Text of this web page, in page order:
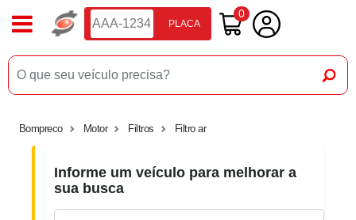
PLACA
0
Bompreco Motor Filtros Filtro ar
Informe um veículo para melhorar a
sua busca